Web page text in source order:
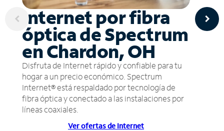
Internet por fibra
óptica de Spectrum
en Chardon, OH
Disfruta de Internet rápido y confiable para tu
hogar a un precio económico. Spectrum
Internet® está respaldado por tecnología de
fibra óptica y conectado a las instalaciones por
líneas coaxiales.
Ver ofertas de Internet